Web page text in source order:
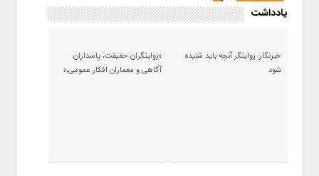
یادداشت
خبرنگار؛ روایتگر آنچه باید شنیده
شود
«روایتگران حقیقت، پاسداران
آگاهی و معماران افکار عمومی،»